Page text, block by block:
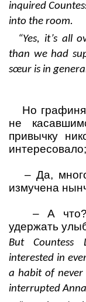
inquired
into the room.
“Yes, it’s all
than we had
sœur is in
Но
не
привычку
– Да,
измучена
– А что?
удержать
But Countess
interested in
a habit of never
interrupted